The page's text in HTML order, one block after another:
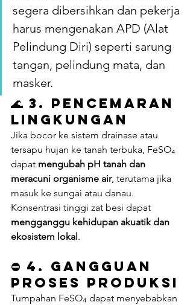
segera dibersihkan dan pekerja
harus mengenakan APD (Alat
Pelindung Diri) seperti sarung
tangan, pelindung mata, dan
masker.
🌊 3. Pencemaran
Lingkungan
Jika bocor ke sistem drainase atau
tersapu hujan ke tanah terbuka, FeSO₄
dapat mengubah pH tanah dan
meracuni organisme air, terutama jika
masuk ke sungai atau danau.
Konsentrasi tinggi zat besi dapat
mengganggu kehidupan akuatik dan
ekosistem lokal.
⛔ 4. Gangguan
Proses Produksi
Tumpahan FeSO₄ dapat menyebabkan